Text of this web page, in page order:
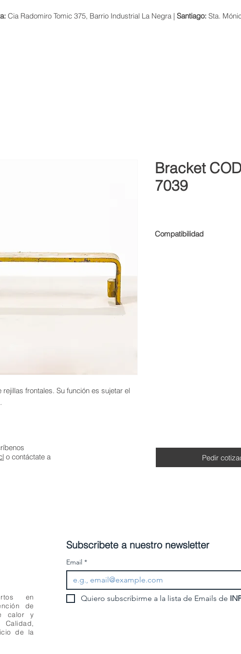
Cia Radomiro Tomic 375, Barrio Industrial La Negra | Santiago:Sta.
frontales. Su función es sujetar el
Bracket
7039
Compatibilidad
o contáctate a
Pedir
en
de
calor y
de la
Subscribete a nuestro newsletter
Email *
Quiero subscribirme a la lista de Emails de